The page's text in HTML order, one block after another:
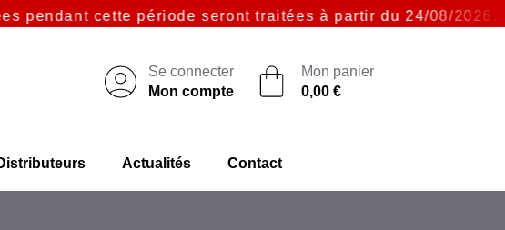
cette période seront traitées à partir du 24/08/2026.
Se connecter
Mon compte
Mon panier
0,00 €
Actualités Contact